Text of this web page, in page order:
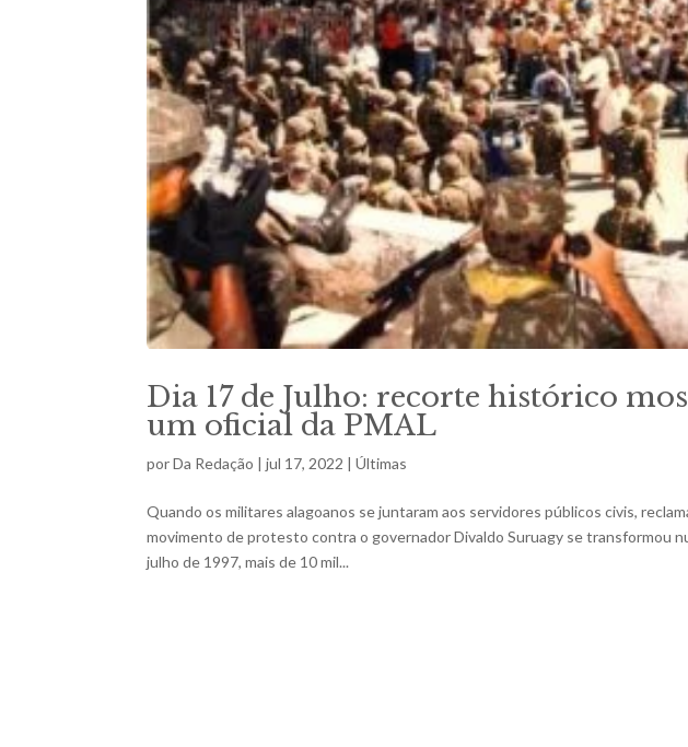
Dia 17 de Julho: recorte histórico
um oficial da PMAL
porDa Redação |jul 17, 2022 |Últimas
Quando os militares alagoanos se juntaram aos servidores públicos civis,
movimento de protesto contra o governador Divaldo Suruagy se transformou
julho de 1997, mais de 10 mil...